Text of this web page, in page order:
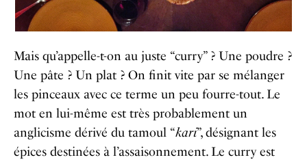
Mais qu’appelle-t-on au juste “curry” ? Une poudre ?
Une pâte ? Un plat ? On finit vite par se mélanger
les pinceaux avec ce terme un peu fourre-tout. Le
mot en lui-même est très probablement un
anglicisme dérivé du tamoul “kari”, désignant les
épices destinées à l’assaisonnement. Le curry est